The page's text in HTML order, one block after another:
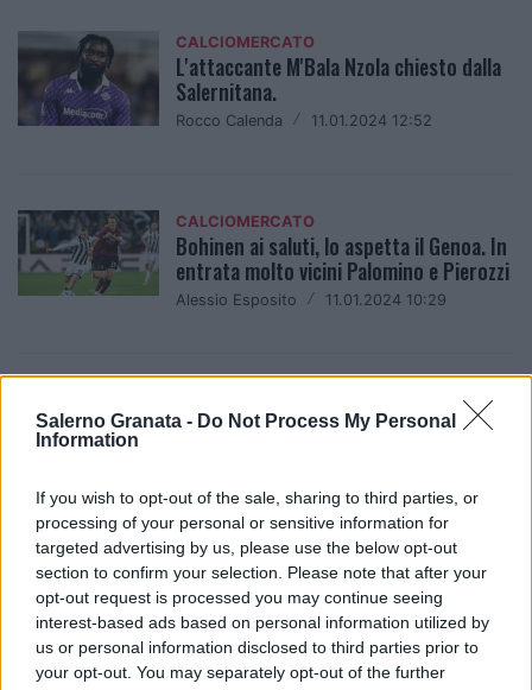
Salerno Granata - Do Not Process My Personal
Information
If you wish to opt-out of the sale, sharing to third parties, or
processing of your personal or sensitive information for
targeted advertising by us, please use the below opt-out
section to confirm your selection. Please note that after your
opt-out request is processed you may continue seeing
interest-based ads based on personal information utilized by
us or personal information disclosed to third parties prior to
your opt-out. You may separately opt-out of the further
CALCIOMERCATO
L'attaccante M'Bala Nzola chiesto dalla
Salernitana.
Rocco Calenda / 11.01.2024 12:52
CALCIOMERCATO
Bohinen ai saluti, lo aspetta il Genoa. In
entrata molto vicini Palomino e Pierozzi
Alessio Esposito / 11.01.2024 10:29
Su Pirola c'è la Roma
CALCIOMERCATO
UFFICIALE: Diego Valencia all'Atromitos
a titolo temporaneo
Alessio Esposito 09.09.2023 11:42